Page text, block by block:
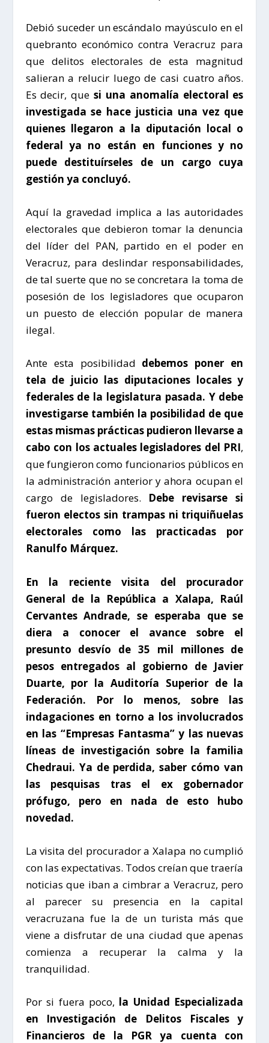
Debió suceder un escándalo mayúsculo en el
quebranto económico contra Veracruz para
que delitos electorales de esta magnitud
salieran a relucir luego de casi cuatro años.
Es decir, quesi una anomalía electoral es
investigada se hace justicia una vez que
quienes llegaron a la diputación local o
federal ya no están en funciones y no
puede destituírseles de un cargo cuya
gestión ya concluyó.
Aquí la gravedad implica a las autoridades
electorales que debieron tomar la denuncia
del líder del PAN, partido en el poder en
Veracruz, para deslindar responsabilidades,
de tal suerte que no se concretara la toma de
posesión de los legisladores que ocuparon
un puesto de elección popular de manera
ilegal.
Ante esta posibilidad debemos poner en
tela de juicio las diputaciones locales y
federales de la legislatura pasada. Y debe
investigarse también la posibilidad de que
estas mismas prácticas pudieron llevarse a
cabo con los actuales legisladores del PRI,
que fungieron como funcionarios públicos en
la administración anterior y ahora ocupan el
cargo de legisladores. Debe revisarse si
fueron electos sin trampas ni triquiñuelas
electorales como las practicadas por
Ranulfo Márquez.
En la reciente visita del procurador
General de la República a Xalapa, Raúl
Cervantes Andrade, se esperaba que se
diera a conocer el avance sobre el
presunto desvío de 35 mil millones de
pesos entregados al gobierno de Javier
Duarte, por la Auditoría Superior de la
Federación. Por lo menos, sobre las
indagaciones en torno a los involucrados
en las “Empresas Fantasma” y las nuevas
líneas de investigación sobre la familia
Chedraui. Ya de perdida, saber cómo van
las pesquisas tras el ex gobernador
prófugo, pero en nada de esto hubo
novedad.
La visita del procurador a Xalapa no cumplió
con las expectativas. Todos creían que traería
noticias que iban a cimbrar a Veracruz, pero
al parecer su presencia en la capital
veracruzana fue la de un turista más que
viene a disfrutar de una ciudad que apenas
comienza a recuperar la calma y la
tranquilidad.
Por si fuera poco, la Unidad Especializada
en Investigación de Delitos Fiscales y
Financieros de la PGR ya cuenta con